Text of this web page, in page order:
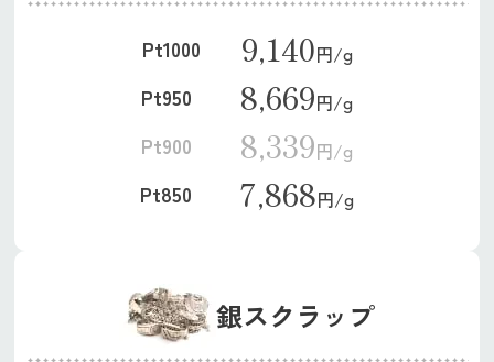
Pt1000 9,140円/g
Pt950 8,669円/g
Pt900 8,339円/g
Pt850 7,868円/g
銀スクラップ